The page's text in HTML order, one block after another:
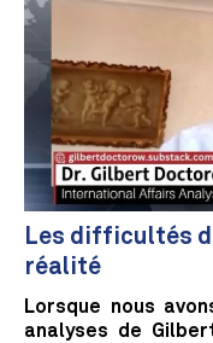
Les difficultés
réalité
Lorsque nous
analyses de